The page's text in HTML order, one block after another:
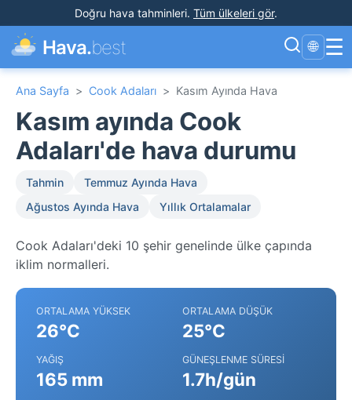
Doğru hava tahminleri. Tüm ülkeleri gör.
Hava.best 🌐 ☰
Ana Sayfa > Cook Adaları > Kasım Ayında Hava
Kasım ayında Cook
Adaları'de hava durumu
Tahmin
Temmuz Ayında Hava
Ağustos Ayında Hava
Yıllık Ortalamalar
Cook Adaları'deki 10 şehir genelinde ülke çapında
iklim normalleri.
ORTALAMA YÜKSEK
26°C
ORTALAMA DÜŞÜK
25°C
YAĞIŞ
165 mm
GÜNEŞLENME SÜRESI
1.7h/gün